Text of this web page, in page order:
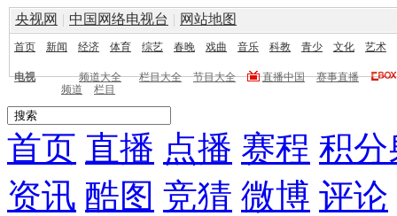
央视网 | 中国网络电视台 | 网站地图
首页 新闻 经济 体育 综艺 春晚 戏曲 音乐 科教 青少 文化 艺术
电视 频道大全 栏目大全 节目大全 直播中国
赛事直播
频道
栏目
首页 直播 点播 赛程 积分
资讯 酷图 竞猜 微博 评论